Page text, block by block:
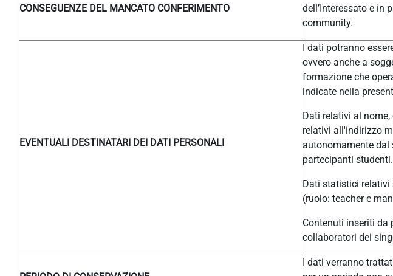
CONSEGUENZE DEL MANCATO CONFERIMENTO
dell’Interessato e in
community.
EVENTUALI DESTINATARI DEI DATI PERSONALI
I dati potranno
ovvero anche a
formazione che
indicate nella
Dati relativi al
relativi all'indirizzo
autonomamente dal
partecipanti studenti.
Dati statistici relativi
(ruolo: teacher e
Contenuti inseriti da
collaboratori dei
I dati verranno